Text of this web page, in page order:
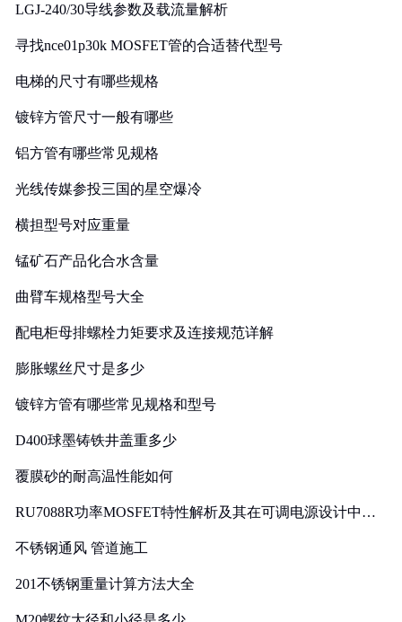
LGJ-240/30导线参数及载流量解析
寻找nce01p30k MOSFET管的合适替代型号
电梯的尺寸有哪些规格
镀锌方管尺寸一般有哪些
铝方管有哪些常见规格
光线传媒参投三国的星空爆冷
横担型号对应重量
锰矿石产品化合水含量
曲臂车规格型号大全
配电柜母排螺栓力矩要求及连接规范详解
膨胀螺丝尺寸是多少
镀锌方管有哪些常见规格和型号
D400球墨铸铁井盖重多少
覆膜砂的耐高温性能如何
RU7088R功率MOSFET特性解析及其在可调电源设计中的
不锈钢通风 管道施工
201不锈钢重量计算方法大全